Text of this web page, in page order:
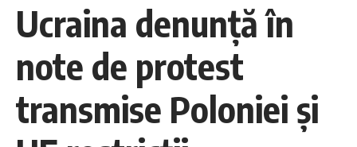
Ucraina denunţă în
note de protest
transmise Poloniei şi